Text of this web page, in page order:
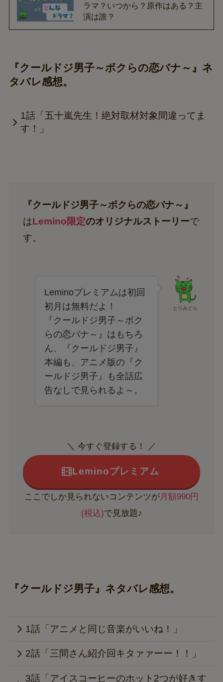
ラマ？いつから？原作はある？主
演は誰？
『クールドジ男子～ボクらの恋バナ～』ネ
タバレ感想。
1話「五十嵐先生！絶対取材対象間違ってま
す！」
『クールドジ男子～ボクらの恋バナ～』
はLemino限定のオリジナルストーリーで
す。
とりみどら
Leminoプレミアムは初回
初月は無料だよ！
『クールドジ男子～ボク
らの恋バナ～』はもちろ
ん、『クールドジ男子』
本編も、アニメ版の『ク
ールドジ男子』も全話広
告なしで見られるよ～。
＼ 今すぐ登録する！ ／
Leminoプレミアム
ここでしか見られないコンテンツが月額990円
(税込)で見放題♪
『クールドジ男子』ネタバレ感想。
1話「アニメと同じ音楽がいいね！」
2話「三間さん紹介回キタァァーー！！」
3話「アイスコーヒーのホット2つが好きす